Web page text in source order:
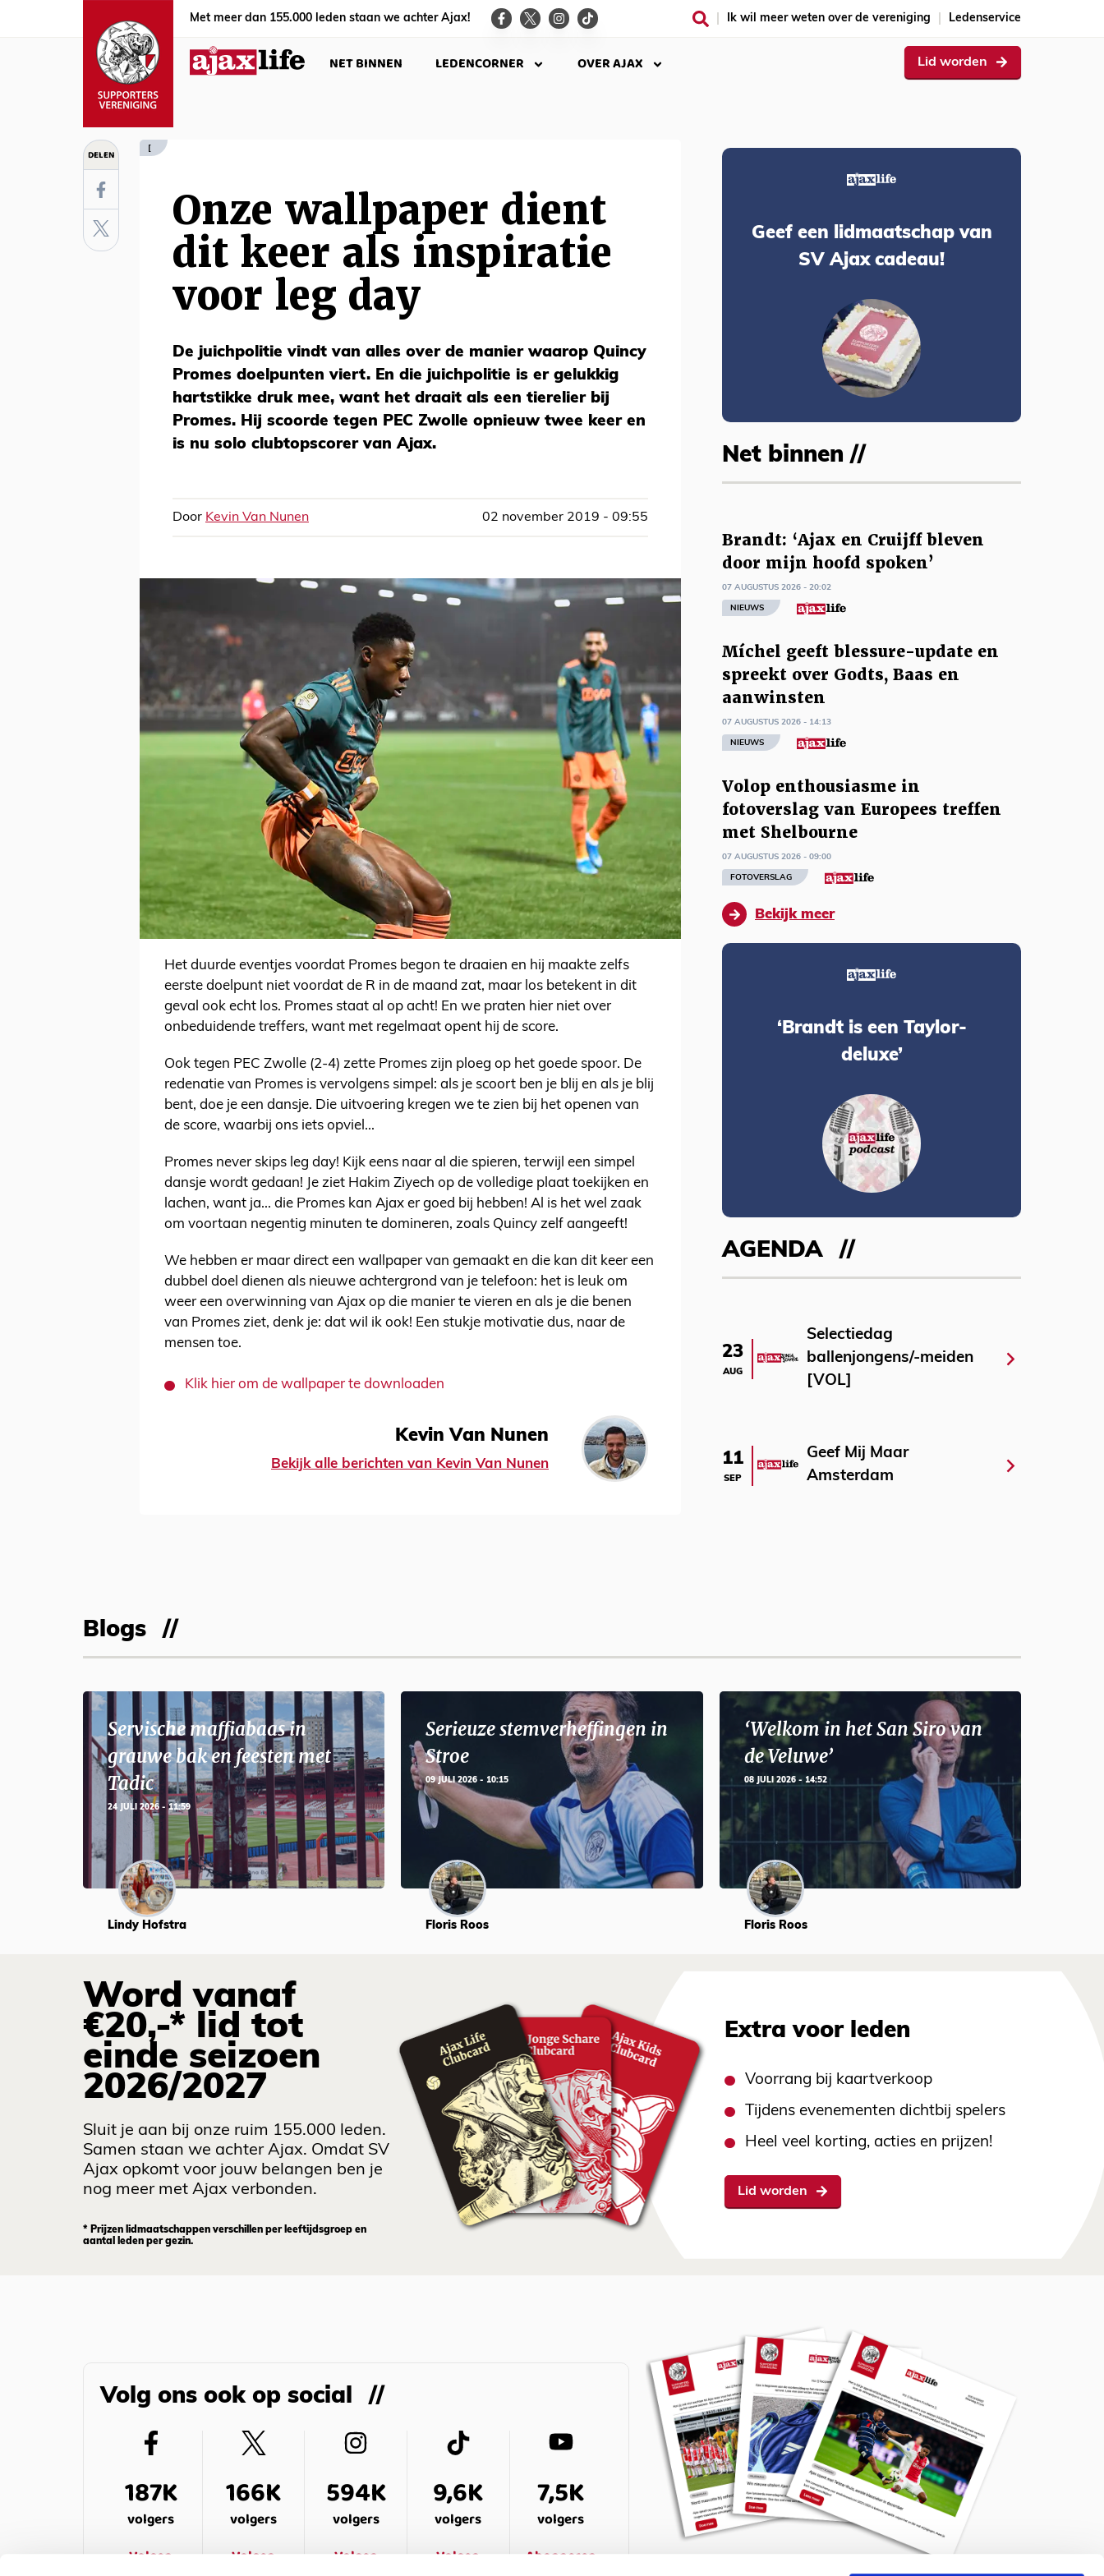
Met meer dan 155.000 leden staan we achter Ajax! Ik wil meer weten over de vereniging Ledenservice
NET BINNEN LEDENCORNER OVER AJAX Lid worden
DELEN [
Onze wallpaper dient
dit keer als inspiratie
voor leg day
De juichpolitie vindt van alles over de manier waarop Quincy
Promes doelpunten viert. En die juichpolitie is er gelukkig
hartstikke druk mee, want het draait als een tierelier bij
Promes. Hij scoorde tegen PEC Zwolle opnieuw twee keer en
is nu solo clubtopscorer van Ajax.
Door Kevin Van Nunen 02 november 2019 - 09:55
Het duurde eventjes voordat Promes begon te draaien en hij maakte zelfs
eerste doelpunt niet voordat de R in de maand zat, maar los betekent in dit
geval ook echt los. Promes staat al op acht! En we praten hier niet over
onbeduidende treffers, want met regelmaat opent hij de score.
Ook tegen PEC Zwolle (2-4) zette Promes zijn ploeg op het goede spoor. De
redenatie van Promes is vervolgens simpel: als je scoort ben je blij en als je blij
bent, doe je een dansje. Die uitvoering kregen we te zien bij het openen van
de score, waarbij ons iets opviel...
Promes never skips leg day! Kijk eens naar al die spieren, terwijl een simpel
dansje wordt gedaan! Je ziet Hakim Ziyech op de volledige plaat toekijken en
lachen, want ja... die Promes kan Ajax er goed bij hebben! Al is het wel zaak
om voortaan negentig minuten te domineren, zoals Quincy zelf aangeeft!
We hebben er maar direct een wallpaper van gemaakt en die kan dit keer een
dubbel doel dienen als nieuwe achtergrond van je telefoon: het is leuk om
weer een overwinning van Ajax op die manier te vieren en als je die benen
van Promes ziet, denk je: dat wil ik ook! Een stukje motivatie dus, naar de
mensen toe.
Klik hier om de wallpaper te downloaden
Kevin Van Nunen
Bekijk alle berichten van Kevin Van Nunen
Geef een lidmaatschap van
SV Ajax cadeau!
Net binnen //
Brandt: ‘Ajax en Cruijff bleven
door mijn hoofd spoken’
07 AUGUSTUS 2026 - 20:02
NIEUWS
Míchel geeft blessure-update en
spreekt over Godts, Baas en
aanwinsten
07 AUGUSTUS 2026 - 14:13
NIEUWS
Volop enthousiasme in
fotoverslag van Europees treffen
met Shelbourne
07 AUGUSTUS 2026 - 09:00
FOTOVERSLAG
Bekijk meer
‘Brandt is een Taylor-
deluxe’
AGENDA
23
AUG
Selectiedag
ballenjongens/-meiden
[VOL]
11
SEP
Geef Mij Maar
Amsterdam
Blogs
Servische maffiabaas in
grauwe bak en feesten met
Tadic
24 JULI 2026 - 11:59
Lindy Hofstra
Serieuze stemverheffingen in
Stroe
09 JULI 2026 - 10:15
Floris Roos
‘Welkom in het San Siro van
de Veluwe’
08 JULI 2026 - 14:52
Floris Roos
Word vanaf
€20,-* lid tot
einde seizoen
2026/2027
Sluit je aan bij onze ruim 155.000 leden.
Samen staan we achter Ajax. Omdat SV
Ajax opkomt voor jouw belangen ben je
nog meer met Ajax verbonden.
* Prijzen lidmaatschappen verschillen per leeftijdsgroep en
aantal leden per gezin.
Extra voor leden
Voorrang bij kaartverkoop
Tijdens evenementen dichtbij spelers
Heel veel korting, acties en prijzen!
Lid worden
Volg ons ook op social
187K
volgers
Volgen
166K
volgers
Volgen
594K
volgers
Volgen
9,6K
volgers
Volgen
7,5K
volgers
Abonneren